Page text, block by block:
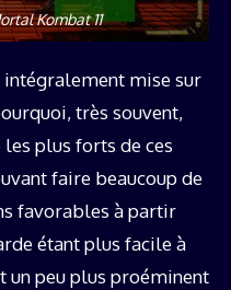
Kombat 11
intégralement mise sur
très souvent,
plus forts de ces
faire beaucoup de
favorables à partir
étant plus facile à
un peu plus proéminent